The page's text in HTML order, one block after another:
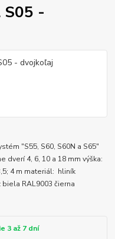
-
"S55, S60, S60N a S65"
dverí 4, 6, 10 a 18 mm výška:
4 m materiál: hliník
RAL9003 čierna
3 až 7 dní